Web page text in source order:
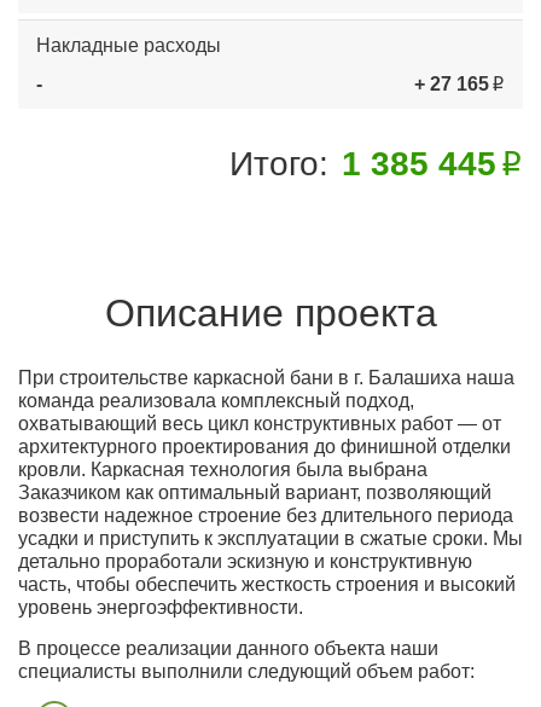
Накладные расходы
-
+ 27 165
Итого: 1 385 445
Описание проекта
При строительстве каркасной бани в г. Балашиха наша
команда реализовала комплексный подход,
охватывающий весь цикл конструктивных работ — от
архитектурного проектирования до финишной отделки
кровли. Каркасная технология была выбрана
Заказчиком как оптимальный вариант, позволяющий
возвести надежное строение без длительного периода
усадки и приступить к эксплуатации в сжатые сроки. Мы
детально проработали эскизную и конструктивную
часть, чтобы обеспечить жесткость строения и высокий
уровень энергоэффективности.
В процессе реализации данного объекта наши
специалисты выполнили следующий объем работ: